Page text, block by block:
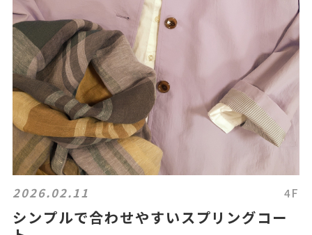
2026.02.11 4F
シンプルで合わせやすいスプリングコー